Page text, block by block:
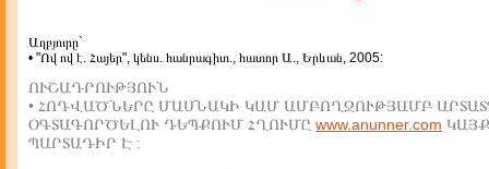
Աղբյուրը`
• "Ով ով է. Հայեր", կենս. հանրագիտ., հատոր Ա., Երևան, 2005:
ՈՒՇԱԴՐՈՒԹՅՈՒՆ
• ՀՈԴՎԱԾՆԵՐԸ ՄԱՍՆԱԿԻ ԿԱՄ ԱՄԲՈՂՋՈՒԹՅԱՄԲ
ՕԳՏԱԳՈՐԾԵԼՈՒ ԴԵՊՔՈՒՄ ՀՂՈՒՄԸ www.anunner.com
ՊԱՐՏԱԴԻՐ Է :